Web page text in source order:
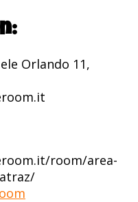
Orlando 11,
room/area-